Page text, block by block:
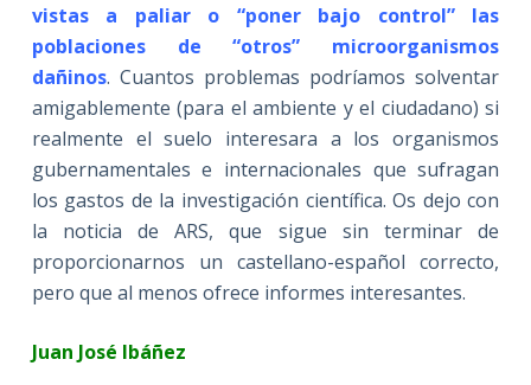
vistas a paliar o “poner bajo control” las
poblaciones de “otros” microorganismos
dañinos. Cuantos problemas podríamos solventar
amigablemente (para el ambiente y el ciudadano) si
realmente el suelo interesara a los organismos
gubernamentales e internacionales que sufragan
los gastos de la investigación científica. Os dejo con
la noticia de ARS, que sigue sin terminar de
proporcionarnos un castellano-español correcto,
pero que al menos ofrece informes interesantes.
Juan José Ibáñez